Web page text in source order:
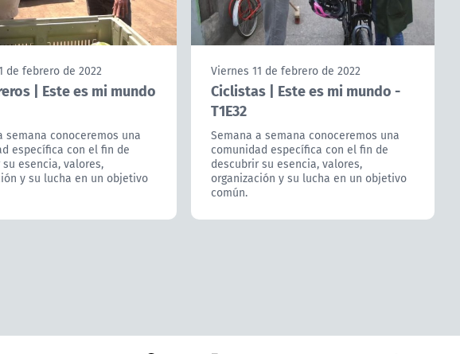
de febrero de 2022
| Este es mi mundo
semana conoceremos una
específica con el fin de
esencia, valores,
y su lucha en un objetivo
Viernes 11 de febrero de 2022
Ciclistas | Este es mi mundo -
T1E32
Semana a semana conoceremos una
comunidad específica con el fin de
descubrir su esencia, valores,
organización y su lucha en un objetivo
común.